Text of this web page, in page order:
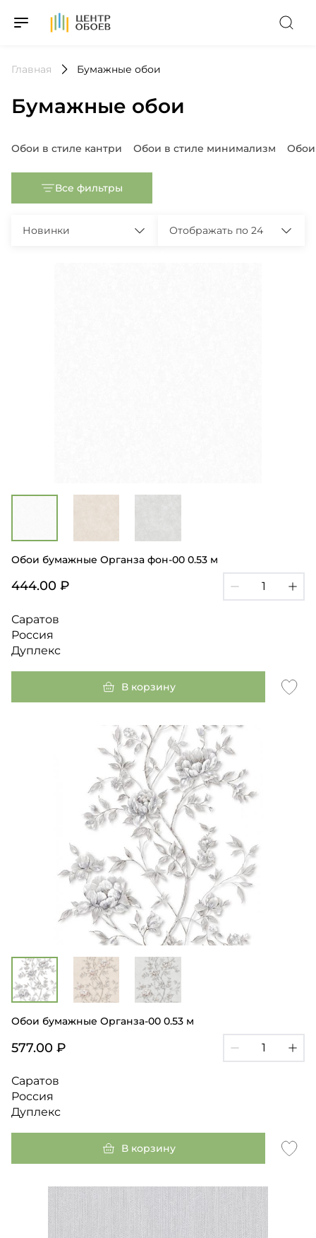
На Главную
Главная Бумажные обои
Бумажные обои
Популярные запросы
Обои в стиле кантри Обои в стиле минимализм Обои
Все фильтры
Новинки Отображать по 24
Обои бумажные Органза фон-00 0.53 м
444.00 ₽
Саратов
Россия
Дуплекс
В корзину
Обои бумажные Органза-00 0.53 м
577.00 ₽
Саратов
Россия
Дуплекс
В корзину